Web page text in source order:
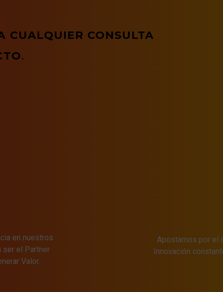
CUALQUIER CONSULTA
.
en nuestros
ser el Partner
Valor.
Apostamos por el
Innovación